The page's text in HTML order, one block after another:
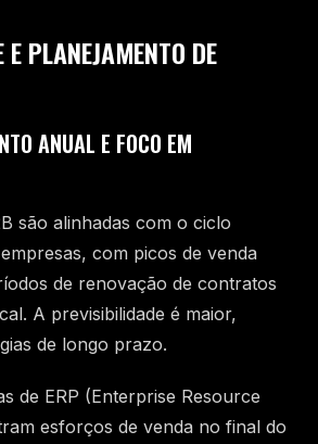
PLANEJAMENTO DE
ANUAL E FOCO EM
são alinhadas com o ciclo
com picos de venda
de renovação de contratos
A previsibilidade é maior,
de longo prazo.
de ERP (Enterprise Resource
esforços de venda no final do